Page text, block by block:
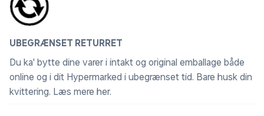
UBEGRÆNSET RETURRET
Du ka' bytte dine varer i intakt og original emballage både
online og i dit Hypermarked i ubegrænset tid. Bare husk din
kvittering. Læs mere her.